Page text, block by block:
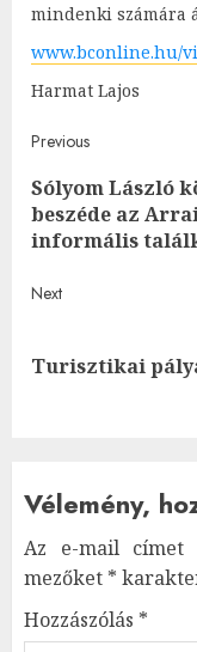
mindenki számára
www.bconline.hu/
Harmat Lajos
Post
Previous
Sólyom László
beszéde az
informális
Next
Next
Turisztikai
Vélemény,
Az e-mail címet
mezőket *
Hozzászólás *